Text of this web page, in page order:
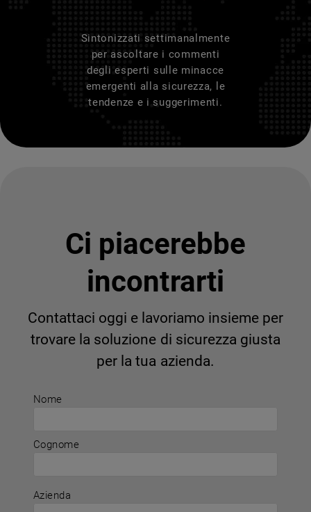
Sintonizzati settimanalmente
per ascoltare i commenti
degli esperti sulle minacce
emergenti alla sicurezza, le
tendenze e i suggerimenti.
Nome
Cognome
Azienda
Ci piacerebbe
incontrarti
Contattaci oggi e lavoriamo insieme per
trovare la soluzione di sicurezza giusta
per la tua azienda.